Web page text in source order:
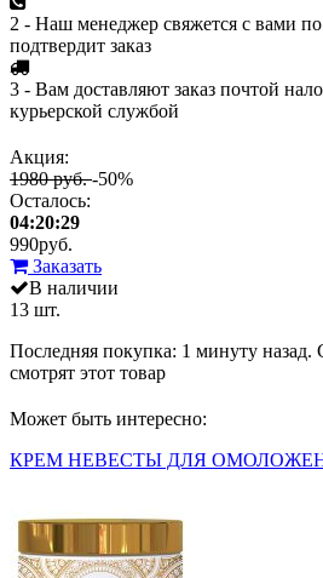
2 - Наш менеджер свяжется с вами
подтвердит заказ
3 - Вам доставляют заказ почтой
курьерской службой
Акция:
1980 руб.-50%
Осталось:
04:20:29
990руб.
Заказать
В наличии
13 шт.
Последняя покупка: 1 минуту назад.
смотрят этот товар
Может быть интересно:
КРЕМ НЕВЕСТЫ ДЛЯ